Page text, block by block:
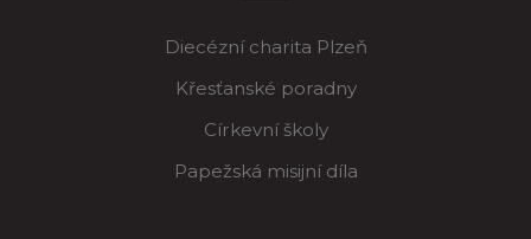
Diecézní charita Plzeň
Křesťanské poradny
Církevní školy
Papežská misijní díla